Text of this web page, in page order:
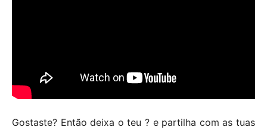
Gostaste? Então deixa o teu ? e partilha com as tuas